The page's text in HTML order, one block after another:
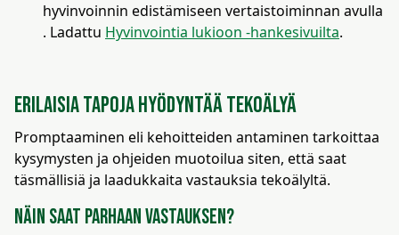
hyvinvoinnin edistämiseen vertaistoiminnan avulla​
. Ladattu Hyvinvointia lukioon -hankesivuilta.
Erilaisia tapoja hyödyntää tekoälyä
Promptaaminen eli kehoitteiden antaminen tarkoittaa
kysymysten ja ohjeiden muotoilua siten, että saat
täsmällisiä ja laadukkaita vastauksia tekoälyltä.
Näin saat parhaan vastauksen?